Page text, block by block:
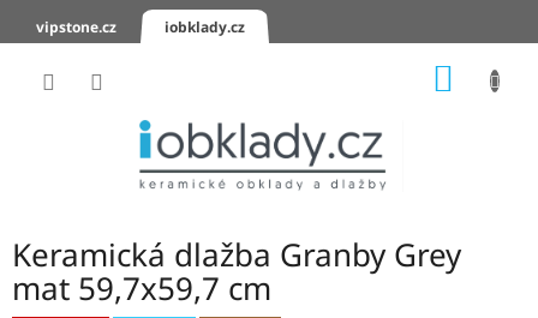
vipstone.cz iobklady.cz
KERAMICKÉ
OBKLADY
Keramická dlažba Granby Grey
mat 59,7x59,7 cm